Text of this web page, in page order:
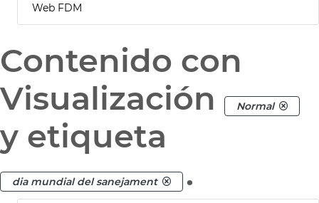
Web FDM
Contenido con
Visualización
Normal
y etiqueta
dia mundial del sanejament .